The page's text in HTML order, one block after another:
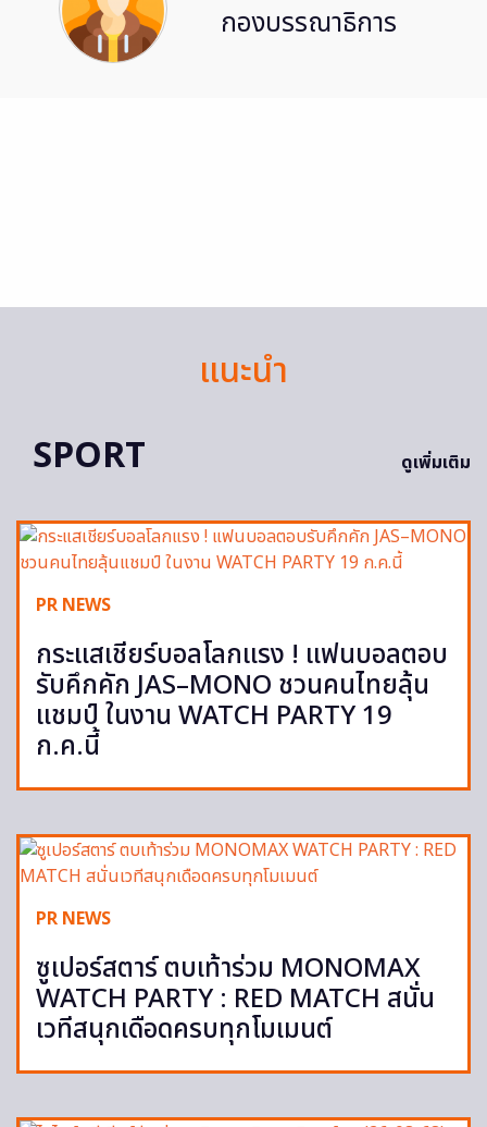
กองบรรณาธิการ
แนะนำ
SPORT
ดูเพิ่มเติม
PR NEWS
กระแสเชียร์บอลโลกแรง ! แฟนบอลตอบ
รับคึกคัก JAS–MONO ชวนคนไทยลุ้น
แชมป์ ในงาน WATCH PARTY 19
ก.ค.นี้
PR NEWS
ซูเปอร์สตาร์ ตบเท้าร่วม MONOMAX
WATCH PARTY : RED MATCH สนั่น
เวทีสนุกเดือดครบทุกโมเมนต์